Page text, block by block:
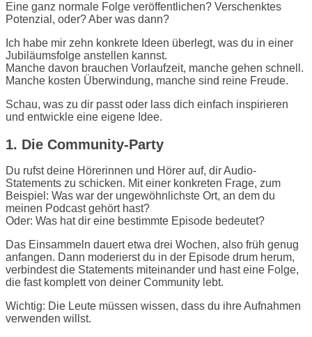
Eine ganz normale Folge veröffentlichen? Verschenktes
Potenzial, oder? Aber was dann?
Ich habe mir zehn konkrete Ideen überlegt, was du in einer
Jubiläumsfolge anstellen kannst.
Manche davon brauchen Vorlaufzeit, manche gehen schnell.
Manche kosten Überwindung, manche sind reine Freude.
Schau, was zu dir passt oder lass dich einfach inspirieren
und entwickle eine eigene Idee.
1. Die Community-Party
Du rufst deine Hörerinnen und Hörer auf, dir Audio-
Statements zu schicken. Mit einer konkreten Frage, zum
Beispiel: Was war der ungewöhnlichste Ort, an dem du
meinen Podcast gehört hast?
Oder: Was hat dir eine bestimmte Episode bedeutet?
Das Einsammeln dauert etwa drei Wochen, also früh genug
anfangen. Dann moderierst du in der Episode drum herum,
verbindest die Statements miteinander und hast eine Folge,
die fast komplett von deiner Community lebt.
Wichtig: Die Leute müssen wissen, dass du ihre Aufnahmen
verwenden willst.